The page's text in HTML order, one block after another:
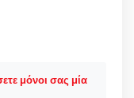
μόνοι σας μία